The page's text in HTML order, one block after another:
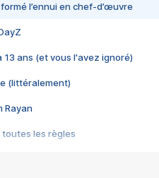
l’ennui en chef-d’œuvre
13 ans (et vous l'avez ignoré)
(littéralement)
Rayan
toutes les règles